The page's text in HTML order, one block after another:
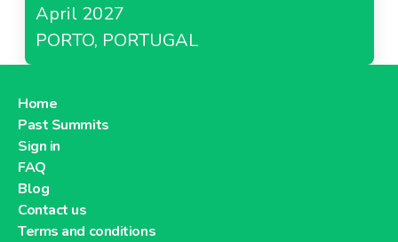
April 2027
PORTO, PORTUGAL
Home
Past Summits
Sign in
FAQ
Blog
Contact us
Terms and conditions